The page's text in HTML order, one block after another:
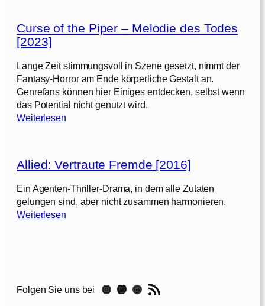
Curse of the Piper – Melodie des Todes
[2023]
Lange Zeit stimmungsvoll in Szene gesetzt, nimmt der
Fantasy-Horror am Ende körperliche Gestalt an.
Genrefans können hier Einiges entdecken, selbst wenn
das Potential nicht genutzt wird.
Weiterlesen:
s
o
f
t
p
Allied: Vertraute Fremde [2016]
Ein Agenten-Thriller-Drama, in dem alle Zutaten
gelungen sind, aber nicht zusammen harmonieren.
Weiterlesen:
d
Folgen Sie uns bei Instagram Mastodon Threads RSS-Feed